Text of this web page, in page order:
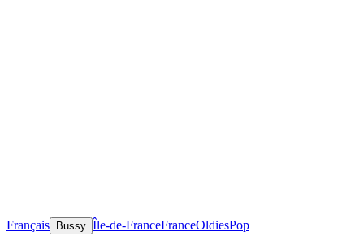
Français Bussy Île-de-FranceFranceOldiesPop